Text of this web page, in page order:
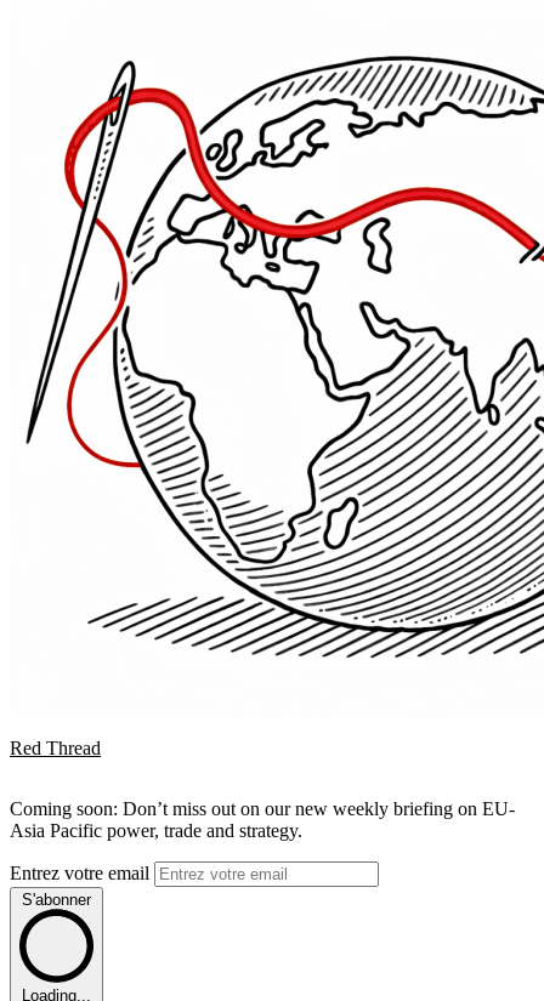
Red Thread
Coming soon: Don’t miss out on our new weekly briefing on EU-
Asia Pacific power, trade and strategy.
Entrez votre email
S'abonner
Loading...